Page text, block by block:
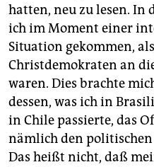
hatten, neu zu lesen. In
ich im Moment einer
Situation gekommen,
Christdemokraten an
waren. Dies brachte
dessen, was ich in
in Chile passierte, das
nämlich den
Das heißt nicht, daß